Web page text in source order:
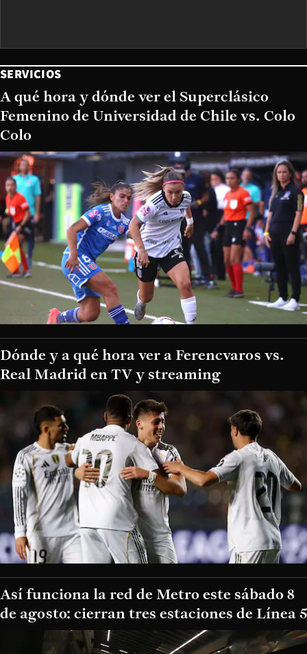
SERVICIOS
A qué hora y dónde ver el Superclásico
Femenino de Universidad de Chile vs. Colo
Colo
Dónde y a qué hora ver a Ferencvaros vs.
Real Madrid en TV y streaming
Así funciona la red de Metro este sábado 8
de agosto: cierran tres estaciones de Línea 5